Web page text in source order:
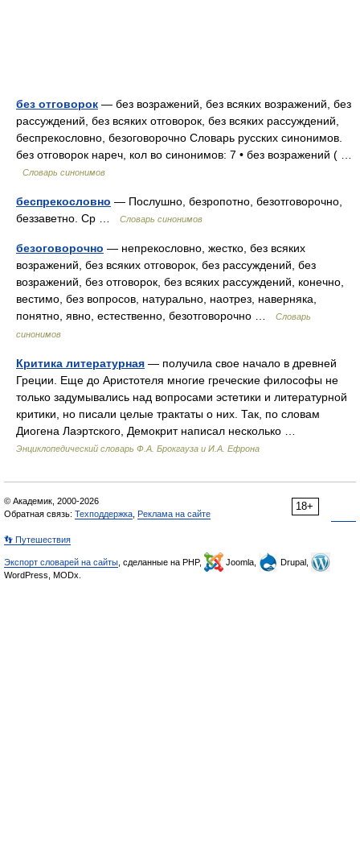
без отговорок — без возражений, без всяких возражений, без
рассуждений, без всяких отговорок, без всяких рассуждений,
беспрекословно, безоговорочно Словарь русских синонимов.
без отговорок нареч, кол во синонимов: 7 • без возражений ( …
Словарь синонимов
беспрекословно — Послушно, безропотно, безотговорочно,
беззаветно. Ср …
Словарь синонимов
безоговорочно — непрекословно, жестко, без всяких
возражений, без всяких отговорок, без рассуждений, без
возражений, без отговорок, без всяких рассуждений, конечно,
вестимо, без вопросов, натурально, наотрез, наверняка,
понятно, явно, естественно, безотговорочно …
Словарь
синонимов
Критика литературная — получила свое начало в древней
Греции. Еще до Аристотеля многие греческие философы не
только задумывались над вопросами эстетики и литературной
критики, но писали целые трактаты о них. Так, по словам
Диогена Лаэртского, Демокрит написал несколько …
Энциклопедический словарь Ф.А. Брокгауза и И.А. Ефрона
18+
© Академик, 2000-2026
Обратная связь: Техподдержка Реклама на сайте
👣 Путешествия
Экспорт словарей на сайты , сделанные на PHP, Joomla,
Drupal,
WordPress, MODx.